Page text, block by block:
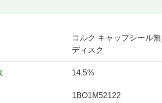
コルク キャップシール無
ディスク
14.5%
1BO1M52122